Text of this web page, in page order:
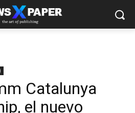
Catalunya
el nuevo